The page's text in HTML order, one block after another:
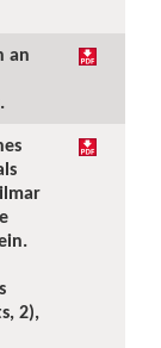
an
2),